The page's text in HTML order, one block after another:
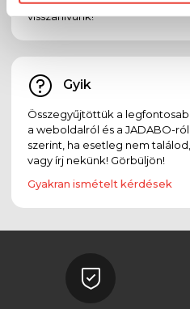
visszahívunk!
Gyik
Összegyűjtöttük a
a weboldalról és a JADABO-
szerint, ha esetleg nem
vagy írj nekünk! Görbüljön!
Gyakran ismételt kérdések